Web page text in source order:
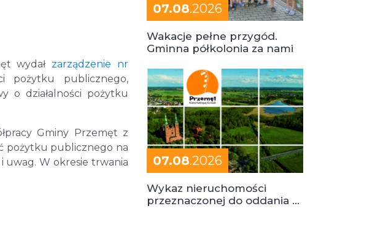
wydał zarządzenie nr
pożytku publicznego,
o działalności pożytku
Gminy Przemęt z
pożytku publicznego na
uwag. W okresie trwania
07.08.2026
Wakacje pełne przygód.
Gminna półkolonia za nami
07.08.2026
Wykaz nieruchomości
przeznaczonej do oddania w